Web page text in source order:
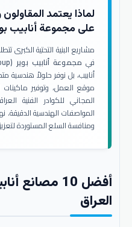
لماذا يعتمد
على مجموعة أنابيب
مشاريع البنية التحتية الكبرى
في مجموعة أنابيب بوير (Bwer Pipes Group)
أنابيب، بل نوفر حلولاً هندسية
موقع العمل، وتوفير ماكينات
المجاني للكوادر الفنية
المواصفات الهندسية الدقيقة.
ومنافسة السلع المستوردة
أفضل 10
العراق